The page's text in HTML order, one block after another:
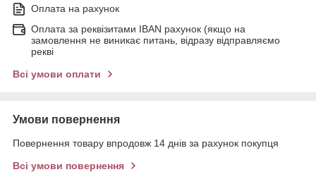
Оплата на рахунок
Оплата за реквізитами IBAN рахунок (якщо на
замовлення не виникає питань, відразу відправляємо
рекві
Всі умови оплати
Умови повернення
Повернення товару впродовж 14 днів за рахунок покупця
Всі умови повернення